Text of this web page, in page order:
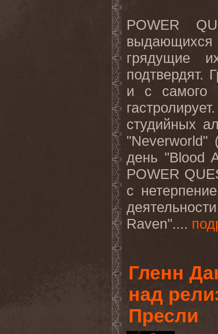
POWER
выдающихся
грядущие
подтвердят.
и с самого
студийных
"Neverworld"
день "Blood
POWER
с
Raven"....
Гленн
над
Пресли